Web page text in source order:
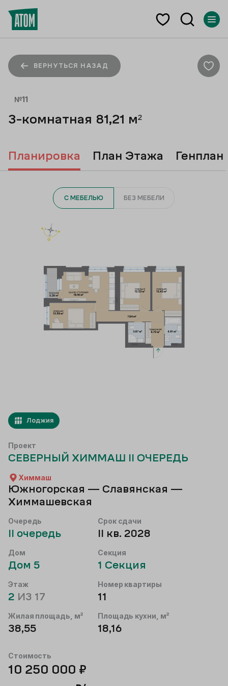
ВЕРНУТЬСЯ НАЗАД
№11
3-комнатная 81,21 м²
Лоджия
Проект
СЕВЕРНЫЙ ХИММАШ II ОЧЕРЕДЬ
Химмаш
Южногорская — Славянская —
Химмашевская
Очередь
II очередь
Срок сдачи
II кв. 2028
Дом
Дом 5
Секция
1 Секция
Этаж
2 ИЗ 17
Номер квартиры
11
Жилая площадь, м²
38,55
Площадь кухни, м²
18,16
Стоимость
10 250 000 ₽
Планировка План Этажа Генплан
С МЕБЕЛЬЮ БЕЗ МЕБЕЛИ